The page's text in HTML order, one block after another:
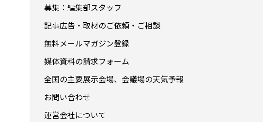
募集：編集部スタッフ
記事広告・取材のご依頼・ご相談
無料メールマガジン登録
媒体資料の請求フォーム
全国の主要展示会場、会議場の天気予報
お問い合わせ
運営会社について